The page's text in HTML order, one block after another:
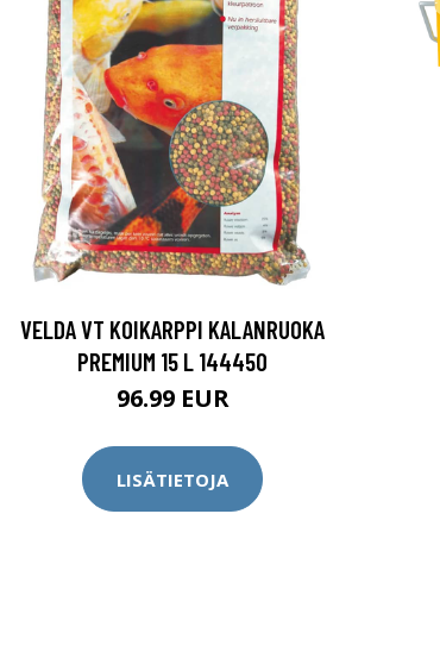
VELDA VT KOIKARPPI KALANRUOKA
PREMIUM 15 L 144450
96.99 EUR
LISÄTIETOJA